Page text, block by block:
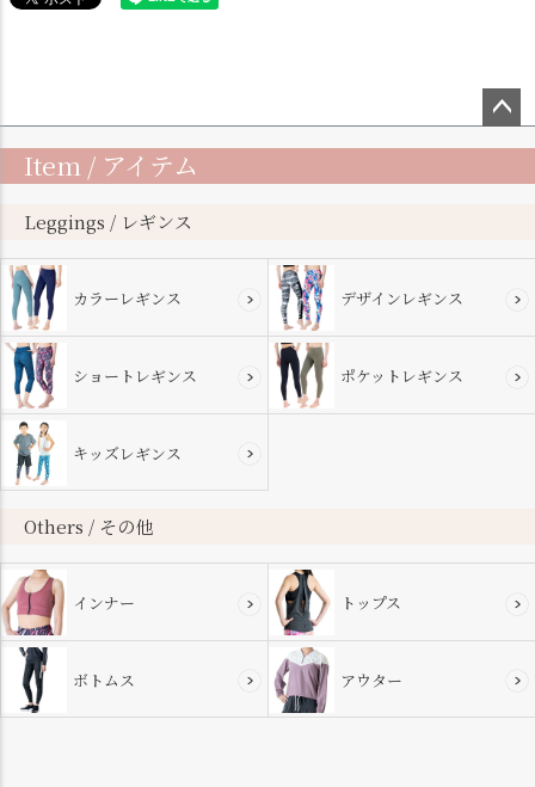
ップ
Item / アイテム
Leggings / レギンス
カラーレギンス デザインレギンス
ショートレギンス ポケットレギンス
キッズレギンス
Others / その他
インナー トップス
ボトムス アウター